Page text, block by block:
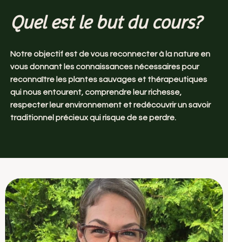
Quel est le but du cours?
Notre objectif est de vous reconnecter à la nature en
vous donnant les connaissances nécessaires pour
reconnaître les plantes sauvages et thérapeutiques
qui nous entourent, comprendre leur richesse,
respecter leur environnement et redécouvrir un savoir
traditionnel précieux qui risque de se perdre.